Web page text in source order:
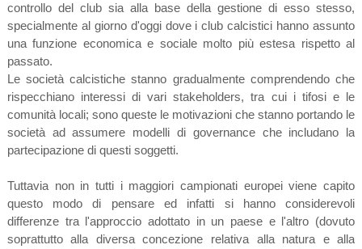
controllo del club sia alla base della gestione di esso stesso,
specialmente al giorno d'oggi dove i club calcistici hanno assunto
una funzione economica e sociale molto più estesa rispetto al
passato.
Le società calcistiche stanno gradualmente comprendendo che
rispecchiano interessi di vari stakeholders, tra cui i tifosi e le
comunità locali; sono queste le motivazioni che stanno portando le
società ad assumere modelli di governance che includano la
partecipazione di questi soggetti.
Tuttavia non in tutti i maggiori campionati europei viene capito
questo modo di pensare ed infatti si hanno considerevoli
differenze tra l'approccio adottato in un paese e l'altro (dovuto
soprattutto alla diversa concezione relativa alla natura e alla